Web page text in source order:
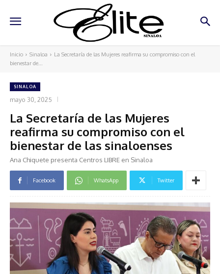
Inicio Sinaloa
La Secretaría de las Mujeres reafirma su compromiso con el
bienestar de...
SINALOA
mayo 30, 2025
La Secretaría de las Mujeres
reafirma su compromiso con el
bienestar de las sinaloenses
Ana Chiquete presenta Centros LIBRE en Sinaloa
Facebook WhatsApp Twitter